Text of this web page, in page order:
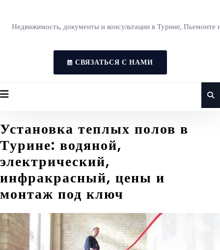
Недвижимость, документы и консультации в Турине, Пьемонте
СВЯЗАТЬСЯ С НАМИ
Установка теплых полов в
Турине: водяной,
электрический,
инфракрасный, цены и
монтаж под ключ